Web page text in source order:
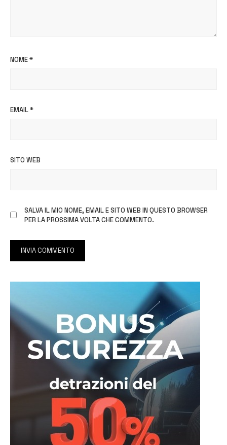
NOME*
EMAIL*
SITO WEB
SALVA IL MIO NOME, EMAIL E SITO WEB IN QUESTO BROWSER
PER LA PROSSIMA VOLTA CHE COMMENTO.